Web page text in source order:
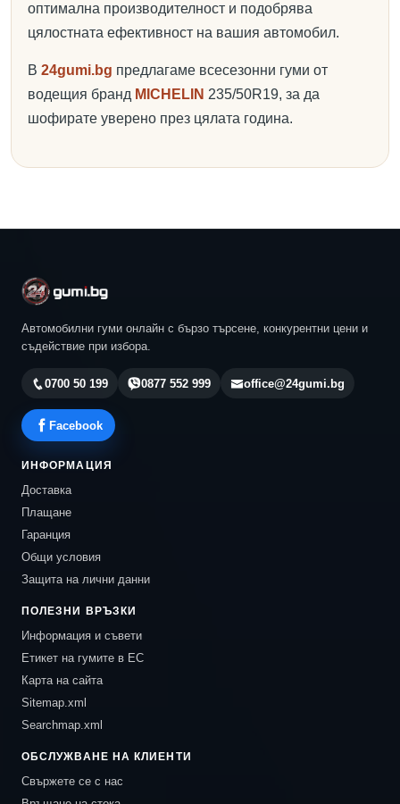
оптимална производителност и подобрява
цялостната ефективност на вашия автомобил.
В 24gumi.bg предлагаме всесезонни гуми от
водещия бранд MICHELIN 235/50R19, за да
шофирате уверено през цялата година.
Автомобилни гуми онлайн с бързо търсене, конкурентни цени и
съдействие при избора.
0700 50 199 0877 552 999 office@24gumi.bg
Facebook
ИНФОРМАЦИЯ
Доставка
Плащане
Гаранция
Общи условия
Защита на лични данни
ПОЛЕЗНИ ВРЪЗКИ
Информация и съвети
Етикет на гумите в ЕС
Карта на сайта
Sitemap.xml
Searchmap.xml
ОБСЛУЖВАНЕ НА КЛИЕНТИ
Свържете се с нас